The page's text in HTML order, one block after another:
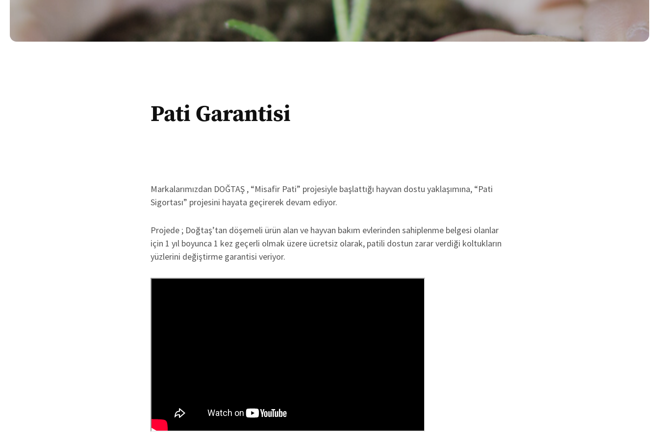
Pati Garantisi
Markalarımızdan DOĞTAŞ , “Misafir Pati” projesiyle başlattığı hayvan dostu yaklaşımına, “Pati
Sigortası” projesini hayata geçirerek devam ediyor.
Projede ; Doğtaş’tan döşemeli ürün alan ve hayvan bakım evlerinden sahiplenme belgesi olanlar
için 1 yıl boyunca 1 kez geçerli olmak üzere ücretsiz olarak, patili dostun zarar verdiği koltukların
yüzlerini değiştirme garantisi veriyor.